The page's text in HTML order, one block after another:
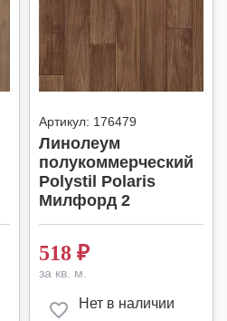
Артикул: 176479
Линолеум
полукоммерческий
Polystil Polaris
Милфорд 2
518 ₽
за кв. м.
Нет в наличии